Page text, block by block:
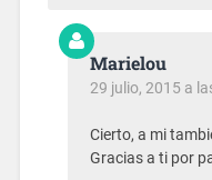
Marielou
29 julio, 2015 a
Cierto, a mi
Gracias a ti por